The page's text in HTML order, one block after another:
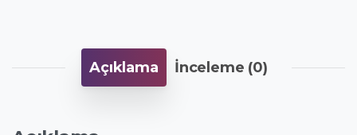
Açıklama İnceleme (0)